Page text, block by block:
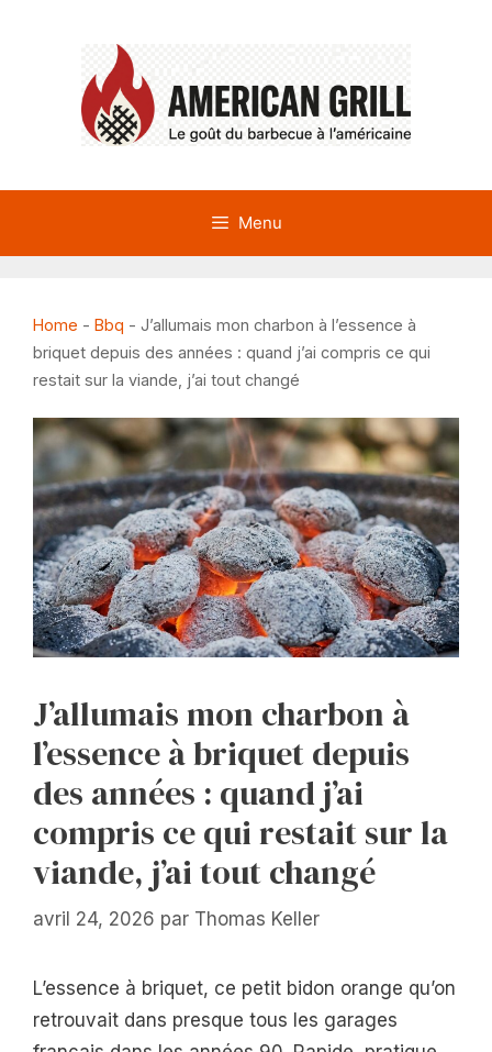
Menu
Home - Bbq - J’allumais mon charbon à l’essence à
briquet depuis des années : quand j’ai compris ce qui
restait sur la viande, j’ai tout changé
J’allumais mon charbon à
l’essence à briquet depuis
des années : quand j’ai
compris ce qui restait sur la
viande, j’ai tout changé
avril 24, 2026 par Thomas Keller
L’essence à briquet, ce petit bidon orange qu’on
retrouvait dans presque tous les garages